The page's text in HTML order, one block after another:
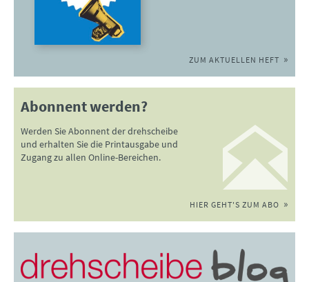
ZUM AKTUELLEN HEFT
Abonnent werden?
Werden Sie Abonnent der drehscheibe
und erhalten Sie die Printausgabe und
Zugang zu allen Online-Bereichen.
HIER GEHT'S ZUM ABO